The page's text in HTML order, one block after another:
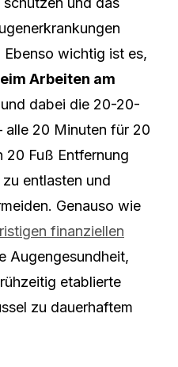
wichtig ist es,
Arbeiten am
dabei die 20-20-
alle 20 Minuten für 20
20 Fuß Entfernung
entlasten und
Genauso wie
finanziellen
Augengesundheit,
etablierte
zu dauerhaftem